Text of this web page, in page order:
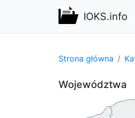
IOKS.info
Strona główna
Województwa